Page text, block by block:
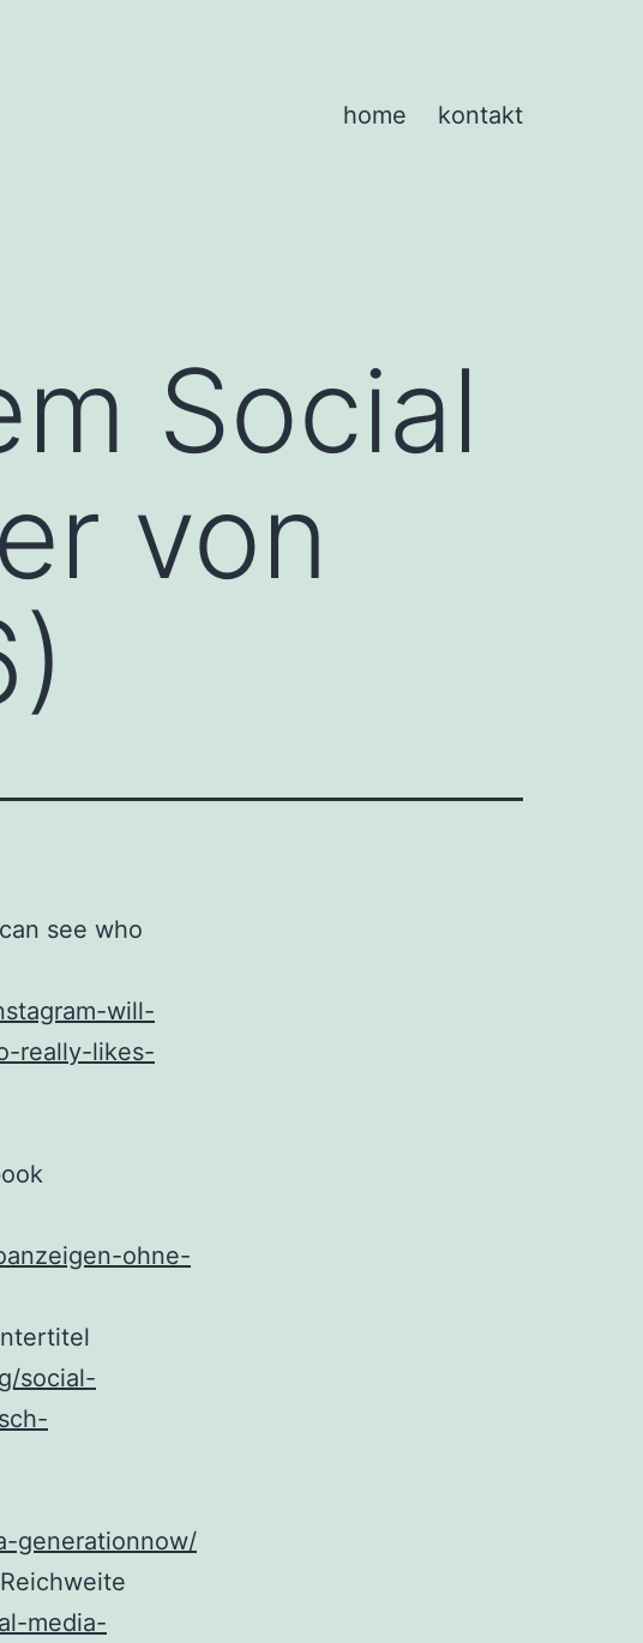
home kontakt
Social
von
see who
will-
really-likes-
ohne-
social-
generationnow/
media-